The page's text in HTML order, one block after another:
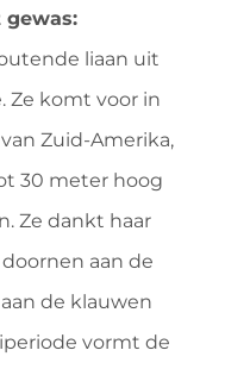
liaan uit
Ze komt voor in
Zuid-Amerika,
30 meter hoog
Ze dankt haar
aan de
de klauwen
vormt de